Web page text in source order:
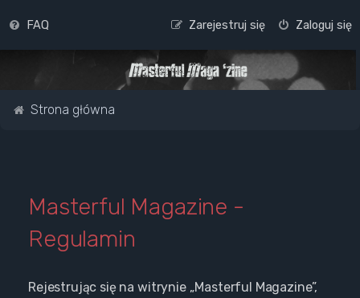
FAQ Zaloguj się
Zarejestruj się
Strona główna
Masterful Magazine -
Regulamin
Rejestrując się na witrynie „Masterful Magazine”,